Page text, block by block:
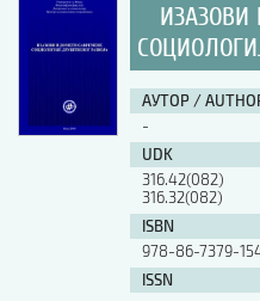
АУТОР /
-
UDK
316.42(082)
316.32(082)
ISBN
978-86-7379-
ISSN